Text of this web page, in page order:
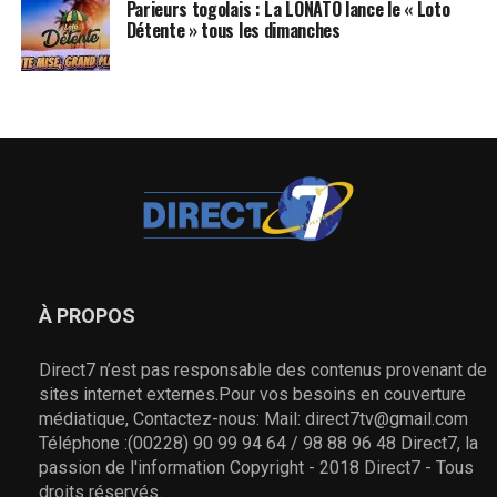
Parieurs togolais : La LONATO lance le « Loto
Détente » tous les dimanches
À PROPOS
Direct7 n’est pas responsable des contenus provenant de
sites internet externes.Pour vos besoins en couverture
médiatique, Contactez-nous: Mail: direct7tv@gmail.com
Téléphone :(00228) 90 99 94 64 / 98 88 96 48 Direct7, la
passion de l'information Copyright - 2018 Direct7 - Tous
droits réservés.